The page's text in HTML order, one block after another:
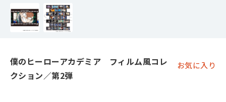
僕のヒーローアカデミア フィルム風コレ
クション／第2弾
お気に入り